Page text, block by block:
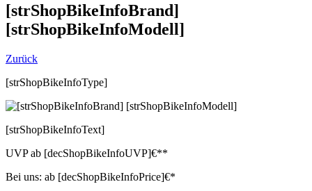
[strShopBikeInfoBrand]
[strShopBikeInfoModell]
Zurück
[strShopBikeInfoType]
[strShopBikeInfoText]
UVP ab [decShopBikeInfoUVP]€**
Bei uns: ab [decShopBikeInfoPrice]€*